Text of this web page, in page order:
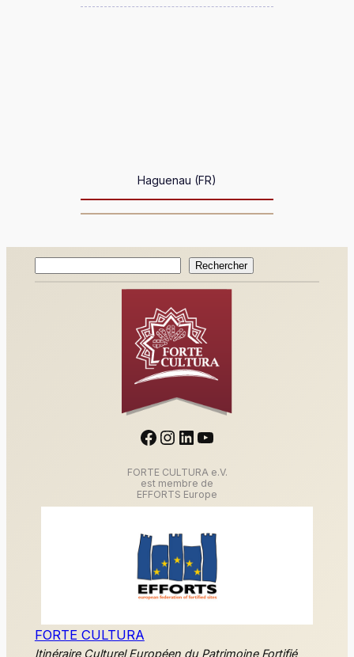
Haguenau (FR)
Rechercher
Facebook Instagram LinkedIn YouTube
FORTE CULTURA e.V.
est membre de
EFFORTS Europe
FORTE CULTURA
Itinéraire Culturel Européen du Patrimoine Fortifié